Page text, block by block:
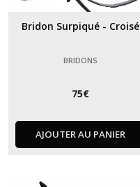
Bridon Surpiqué - Croisé
BRIDONS
75€
AJOUTER AU PANIER